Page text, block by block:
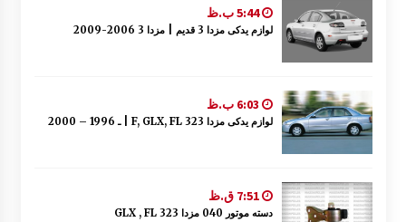
5:44 ب.ظ
لوازم یدکی مزدا 3 قدیم | مزدا 3 2006-2009
لوازم یدکی مزدا 323 F, GLX, FL | ـ 1996 – 2000
7:51 ق.ظ
دسته موتور 040 مزدا 323 GLX , FL